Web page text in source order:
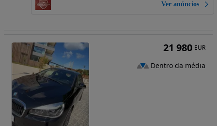
Ver anúncios
21 980 EUR
Dentro da média